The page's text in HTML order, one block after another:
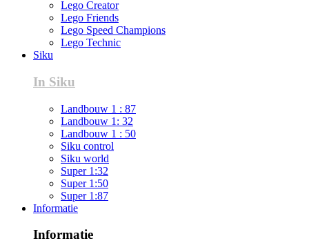
Lego Creator
Lego Friends
Lego Speed Champions
Lego Technic
Siku
In Siku
Landbouw 1 : 87
Landbouw 1: 32
Landbouw 1 : 50
Siku control
Siku world
Super 1:32
Super 1:50
Super 1:87
Informatie
Informatie